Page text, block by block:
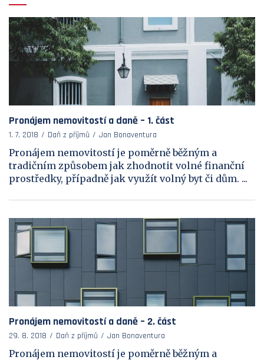
Pronájem nemovitostí a daně – 1. část
1. 7. 2018 Daň z příjmů Jan Bonaventura
Pronájem nemovitostí je poměrně běžným a
tradičním způsobem jak zhodnotit volné finanční
prostředky, případně jak využít volný byt či dům. ...
Pronájem nemovitostí a daně – 2. část
29. 8. 2018 Daň z příjmů Jan Bonaventura
Pronájem nemovitostí je poměrně běžným a